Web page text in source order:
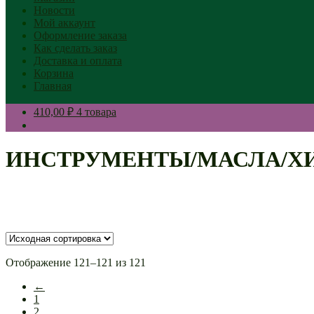
Новости
Мой аккаунт
Оформление заказа
Как сделать заказ
Доставка и оплата
Корзина
Главная
410,00 ₽ 4 товара
ИНСТРУМЕНТЫ/МАСЛА/
Отображение 121–121 из 121
←
1
2